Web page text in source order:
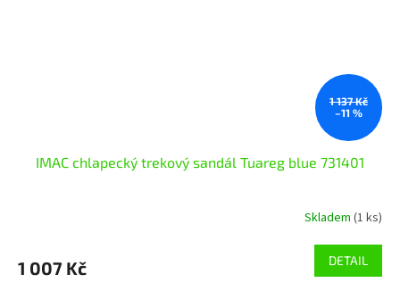
1 137 Kč
–11 %
IMAC chlapecký trekový sandál Tuareg blue 731401
Skladem (1 ks)
1 007 Kč DETAIL